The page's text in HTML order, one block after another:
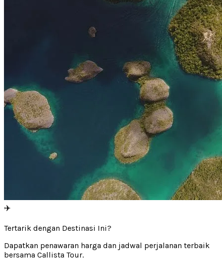
✈️
Tertarik dengan Destinasi Ini?
Dapatkan penawaran harga dan jadwal perjalanan terbaik
bersama Callista Tour.